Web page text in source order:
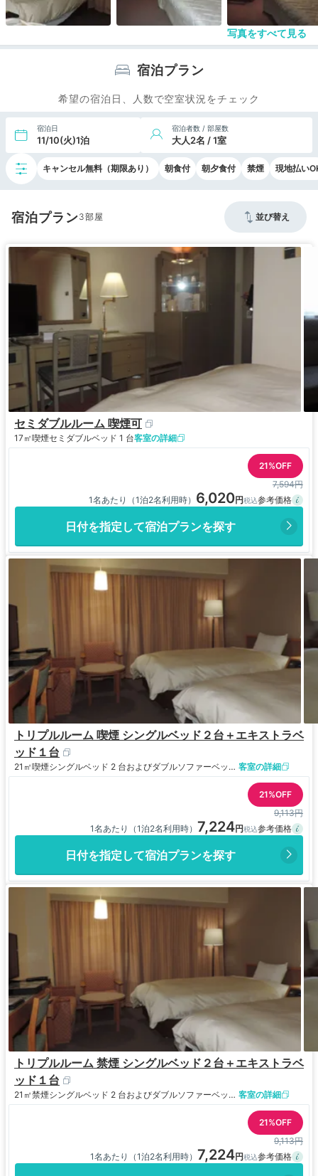
写真をすべて見る
宿泊プラン
希望の宿泊日、人数で空室状況をチェック
宿泊日
11/10(火)1泊
宿泊者数 / 部屋数
大人2名 / 1室
キャンセル無料（期限あり） 朝食付 朝夕食付 禁煙 現地払い
宿泊プラン3 並び替え
セミダブルルーム 喫煙可
17㎡喫煙セミダブルベッド 1 台客室の詳細
21%OFF
7,594円
1名あたり（1泊2名利用時） 6,020
日付を指定して宿泊プランを探す
トリプルルーム 喫煙 シングルベッド２台＋エキストラベ
ッド１台
21㎡喫煙 シングルベッド 2 台およびダブルソファーベッド 1 台 客室の詳細
21%OFF
9,113円
1名あたり（1泊2名利用時） 7,224
日付を指定して宿泊プランを探す
トリプルルーム 禁煙 シングルベッド２台＋エキストラベ
ッド１台
21㎡禁煙 シングルベッド 2 台およびダブルソファーベッド 1 台 客室の詳細
21%OFF
9,113円
1名あたり（1泊2名利用時） 7,224